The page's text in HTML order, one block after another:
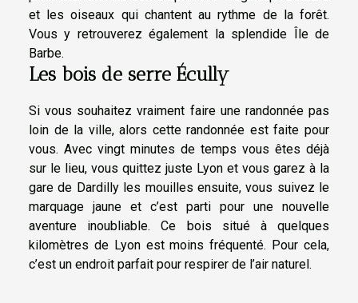
et les oiseaux qui chantent au rythme de la forêt.
Vous y retrouverez également la splendide Île de
Barbe.
Les bois de serre Écully
Si vous souhaitez vraiment faire une randonnée pas
loin de la ville, alors cette randonnée est faite pour
vous. Avec vingt minutes de temps vous êtes déjà
sur le lieu, vous quittez juste Lyon et vous garez à la
gare de Dardilly les mouilles ensuite, vous suivez le
marquage jaune et c’est parti pour une nouvelle
aventure inoubliable. Ce bois situé à quelques
kilomètres de Lyon est moins fréquenté. Pour cela,
c’est un endroit parfait pour respirer de l’air naturel.